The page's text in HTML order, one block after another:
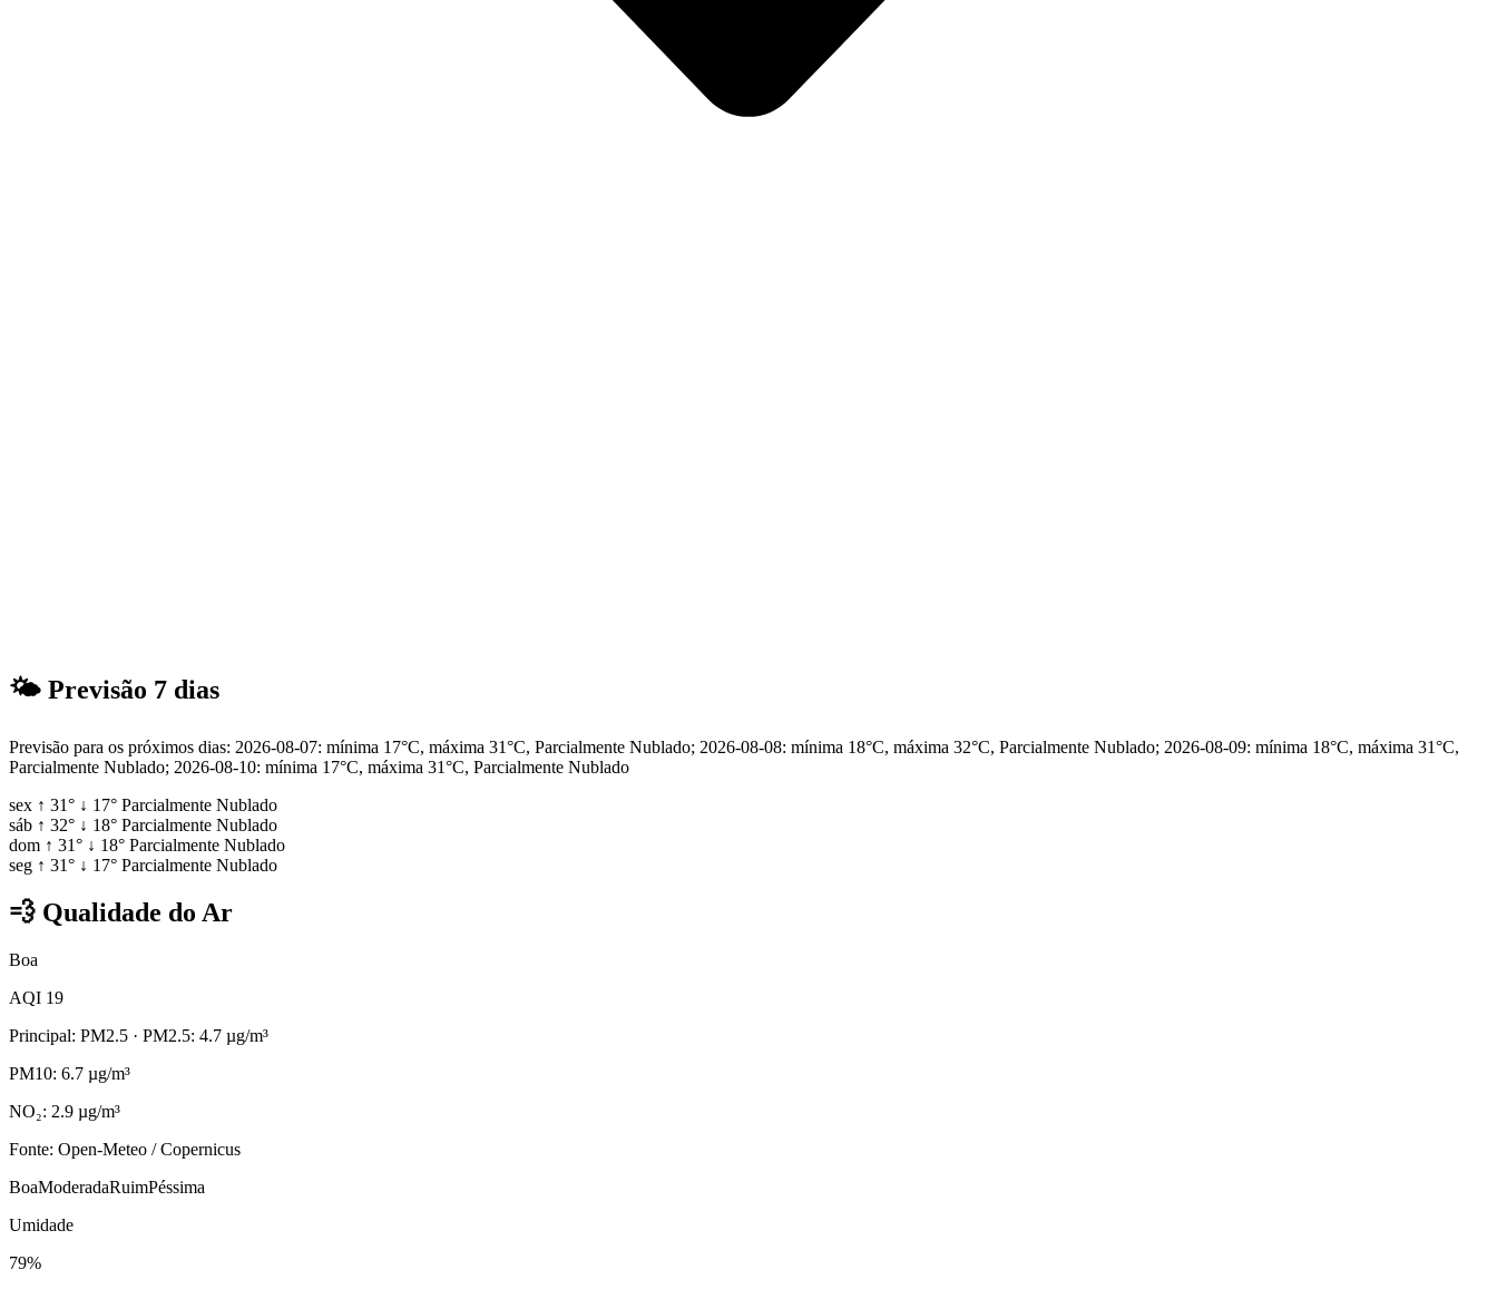
🌤 Previsão 7 dias
Previsão para os próximos dias: 2026-08-07: mínima 17°C, máxima 31°C, Parcialmente Nublado; 2026-08-08: mínima 18°C, máxima 32°C, Parcialmente Nublado; 2026-08-09: mínima 18°C, máxima 31°C,
Parcialmente Nublado; 2026-08-10: mínima 17°C, máxima 31°C, Parcialmente Nublado
sex ↑ 31° ↓ 17° Parcialmente Nublado
sáb ↑ 32° ↓ 18° Parcialmente Nublado
dom ↑ 31° ↓ 18° Parcialmente Nublado
seg ↑ 31° ↓ 17° Parcialmente Nublado
💨 Qualidade do Ar
Boa
AQI 19
Principal: PM2.5 · PM2.5: 4.7 µg/m³
PM10: 6.7 µg/m³
NO₂: 2.9 µg/m³
Fonte: Open-Meteo / Copernicus
BoaModeradaRuimPéssima
Umidade
79%